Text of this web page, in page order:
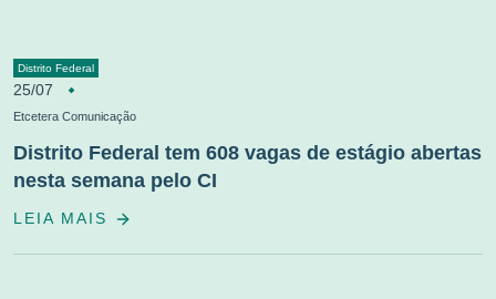
Distrito Federal
25/07
Etcetera Comunicação
Distrito Federal tem 608 vagas de estágio abertas
nesta semana pelo CI
LEIA MAIS